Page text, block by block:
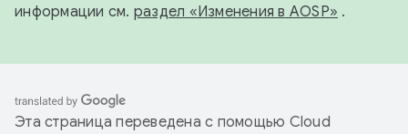
информации см. раздел «Изменения в AOSP» .
Эта страница переведена с помощью Cloud